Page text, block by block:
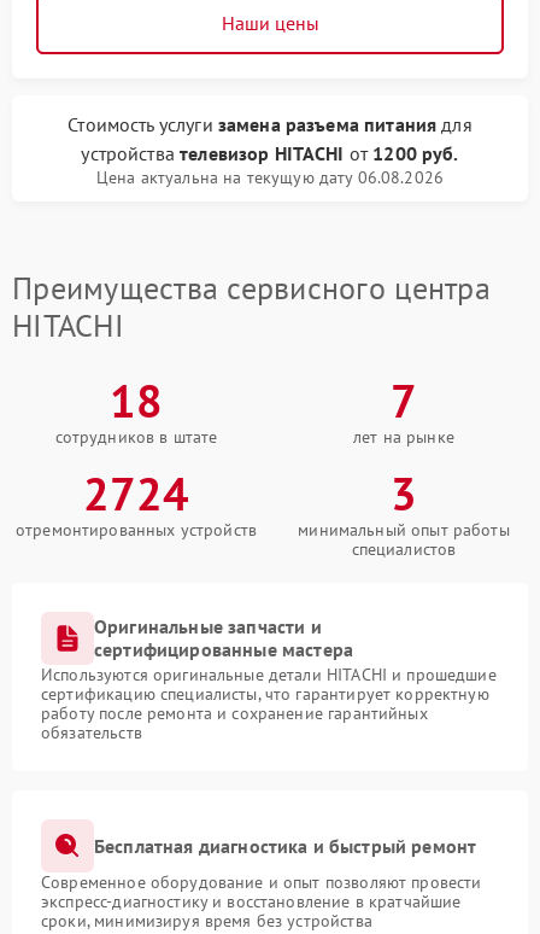
Наши цены
Стоимость услуги замена разъема питания для
устройствателевизор HITACHI от 1200 руб.
Цена актуальна на текущую дату 06.08.2026
Преимущества сервисного центра
HITACHI
18
сотрудников в штате
7
лет на рынке
2724
отремонтированных устройств
3
минимальный опыт работы
специалистов
Оригинальные запчасти и
сертифицированные мастера
Используются оригинальные детали HITACHI и прошедшие
сертификацию специалисты, что гарантирует корректную
работу после ремонта и сохранение гарантийных
обязательств
Бесплатная диагностика и быстрый ремонт
Современное оборудование и опыт позволяют провести
экспресс-диагностику и восстановление в кратчайшие
сроки, минимизируя время без устройства